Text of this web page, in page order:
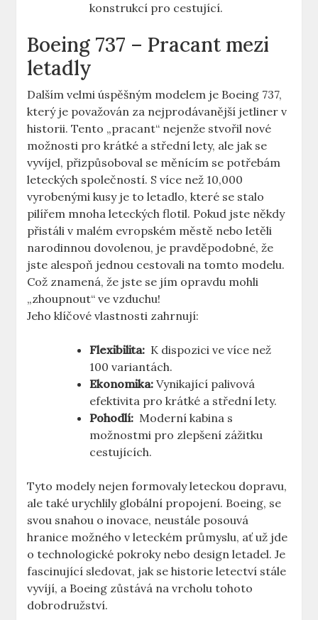
⁤konstrukcí pro cestující.
Boeing 737⁣ – ‍Pracant mezi
letadly
Dalším velmi úspěšným modelem ‍je Boeing ‍737,‍
který⁤ je považován za​ nejprodávanější⁢ jetliner v
historii. Tento „pracant“ nejenže stvořil⁢ nové​
možnosti pro krátké a střední lety, ale jak se ​
vyvíjel, přizpůsoboval⁢ se ‍měnícím se potřebám⁣
leteckých společností.​ S více než⁢ 10,000 ​
vyrobenými kusy⁤ je to letadlo, ⁢které se stalo
pilířem mnoha leteckých flotil. Pokud jste někdy
přistáli v malém evropském městě nebo letěli
narodinnou dovolenou, je pravděpodobné,​ že ​
jste⁤ alespoň jednou cestovali na tomto⁣ modelu. ​
Což znamená, že jste se‍ jím opravdu mohli‍
„zhoupnout“⁢ ve⁤ vzduchu!
Jeho klíčové vlastnosti zahrnují:
Flexibilita: ⁤ K‌ dispozici ​ve více ⁤než
100 variantách.
Ekonomika: Vynikající palivová
‌efektivita pro krátké a střední​ lety.
Pohodlí: ‌ Moderní kabina ‍s
možnostmi pro zlepšení zážitku
‍cestujících.
Tyto modely nejen formovaly leteckou dopravu,
ale také urychlily ‌globální propojení. Boeing, se
⁤svou snahou o inovace, neustále posouvá
⁢hranice možného ‍v leteckém průmyslu, ať už ​jde
o technologické pokroky nebo⁢ design letadel. Je
fascinující sledovat, jak⁣ se historie letectví stále⁤
vyvíjí, a Boeing ⁤zůstává na vrcholu tohoto
dobrodružství.